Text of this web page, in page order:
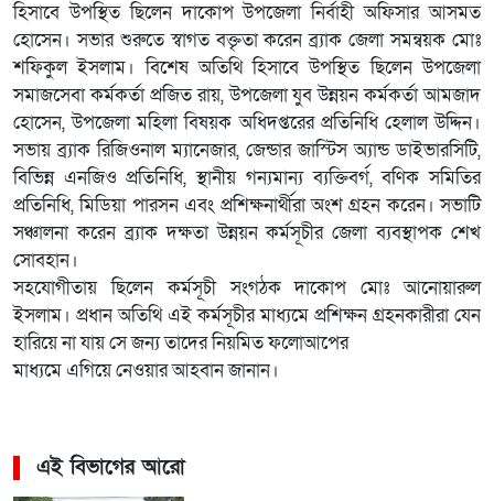
হিসাবে উপস্থিত ছিলেন দাকোপ উপজেলা নির্বাহী অফিসার আসমত
হোসেন। সভার শুরুতে স্বাগত বক্তৃতা করেন ব্র্যাক জেলা সমন্বয়ক মোঃ
শফিকুল ইসলাম। বিশেষ অতিথি হিসাবে উপস্থিত ছিলেন উপজেলা
সমাজসেবা কর্মকর্তা প্রজিত রায়, উপজেলা যুব উন্নয়ন কর্মকর্তা আমজাদ
হোসেন, উপজেলা মহিলা বিষয়ক অধিদপ্তরের প্রতিনিধি হেলাল উদ্দিন।
সভায় ব্র্যাক রিজিওনাল ম্যানেজার, জেন্ডার জাস্টিস অ্যান্ড ডাইভারসিটি,
বিভিন্ন এনজিও প্রতিনিধি, স্থানীয় গন্যমান্য ব্যক্তিবর্গ, বণিক সমিতির
প্রতিনিধি, মিডিয়া পারসন এবং প্রশিক্ষনার্থীরা অংশ গ্রহন করেন। সভাটি
সঞ্চালনা করেন ব্র্যাক দক্ষতা উন্নয়ন কর্মসূচীর জেলা ব্যবস্থাপক শেখ
সোবহান।
সহযোগীতায় ছিলেন কর্মসূচী সংগঠক দাকোপ মোঃ আনোয়ারুল
ইসলাম। প্রধান অতিথি এই কর্মসূচীর মাধ্যমে প্রশিক্ষন গ্রহনকারীরা যেন
হারিয়ে না যায় সে জন্য তাদের নিয়মিত ফলোআপের
মাধ্যমে এগিয়ে নেওয়ার আহবান জানান।
এই বিভাগের আরো